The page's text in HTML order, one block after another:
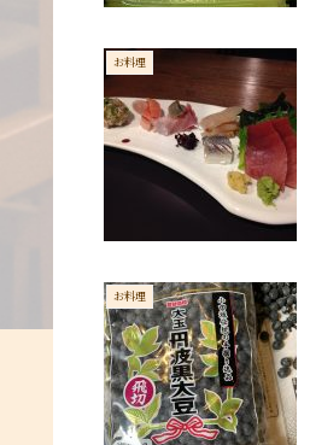
お料理
お料理